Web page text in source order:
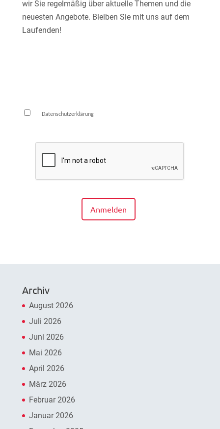
wir Sie regelmäßig über aktuelle Themen und die
neuesten Angebote. Bleiben Sie mit uns auf dem
Laufenden!
Datenschutzerklärunghabe ich zur Kenntnis genommen und
Anmelden
Archiv
August 2026
Juli 2026
Juni 2026
Mai 2026
April 2026
März 2026
Februar 2026
Januar 2026